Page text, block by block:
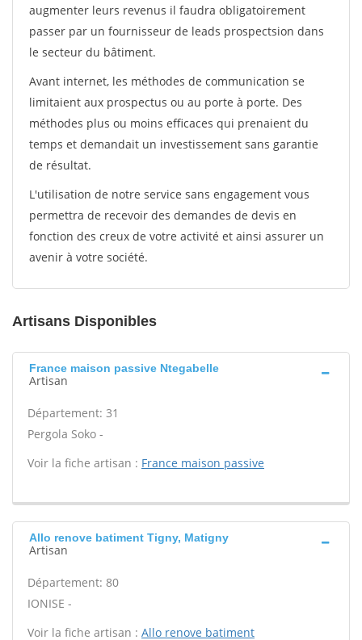
augmenter leurs revenus il faudra obligatoirement
passer par un fournisseur de leads prospectsion dans
le secteur du bâtiment.
Avant internet, les méthodes de communication se
limitaient aux prospectus ou au porte à porte. Des
méthodes plus ou moins efficaces qui prenaient du
temps et demandait un investissement sans garantie
de résultat.
L'utilisation de notre service sans engagement vous
permettra de recevoir des demandes de devis en
fonction des creux de votre activité et ainsi assurer un
avenir à votre société.
Artisans Disponibles
France maison passive Ntegabelle
Artisan
Département: 31
Pergola Soko -
Voir la fiche artisan : France maison passive
Allo renove batiment Tigny, Matigny
Artisan
Département: 80
IONISE -
Voir la fiche artisan : Allo renove batiment